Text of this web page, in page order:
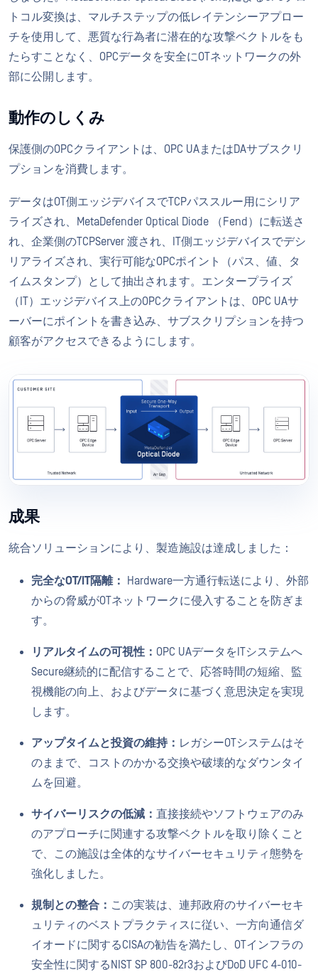
トコル変換は、マルチステップの低レイテンシーアプロー
チを使用して、悪質な行為者に潜在的な攻撃ベクトルをも
たらすことなく、OPCデータを安全にOTネットワークの外
部に公開します。
動作のしくみ
保護側のOPCクライアントは、OPC UAまたはDAサブスクリ
プションを消費します。
データはOT側エッジデバイスでTCPパススルー用にシリア
ライズされ、MetaDefender Optical Diode （Fend）に転送さ
れ、企業側のTCPServer 渡され、IT側エッジデバイスでデシ
リアライズされ、実行可能なOPCポイント（パス、値、タ
イムスタンプ）として抽出されます。エンタープライズ
（IT）エッジデバイス上のOPCクライアントは、OPC UAサ
ーバーにポイントを書き込み、サブスクリプションを持つ
顧客がアクセスできるようにします。
成果
統合ソリューションにより、製造施設は達成しました：
完全なOT/IT隔離：
Hardware一方通行転送により、外部
からの脅威がOTネットワークに侵入することを防ぎま
す。
リアルタイムの可視性： OPC UAデータをITシステムへ
Secure継続的に配信することで、応答時間の短縮、監
視機能の向上、およびデータに基づく意思決定を実現
します。
アップタイムと投資の維持： レガシーOTシステムはそ
のままで、コストのかかる交換や破壊的なダウンタイ
ムを回避。
サイバーリスクの低減： 直接接続やソフトウェアのみ
のアプローチに関連する攻撃ベクトルを取り除くこと
で、この施設は全体的なサイバーセキュリティ態勢を
強化しました。
規制との整合： この実装は、連邦政府のサイバーセキ
ュリティのベストプラクティスに従い、一方向通信ダ
イオードに関するCISAの勧告を満たし、OTインフラの
安全性に関するNIST SP 800-82r3およびDoD UFC 4-010-